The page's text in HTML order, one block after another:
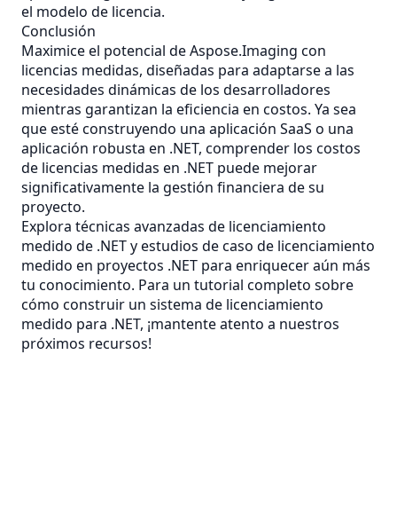
el modelo de licencia.
Conclusión
Maximice el potencial de Aspose.Imaging con
licencias medidas, diseñadas para adaptarse a las
necesidades dinámicas de los desarrolladores
mientras garantizan la eficiencia en costos. Ya sea
que esté construyendo una aplicación SaaS o una
aplicación robusta en .NET, comprender los costos
de licencias medidas en .NET puede mejorar
significativamente la gestión financiera de su
proyecto.
Explora técnicas avanzadas de licenciamiento
medido de .NET y estudios de caso de licenciamiento
medido en proyectos .NET para enriquecer aún más
tu conocimiento. Para un tutorial completo sobre
cómo construir un sistema de licenciamiento
medido para .NET, ¡mantente atento a nuestros
próximos recursos!